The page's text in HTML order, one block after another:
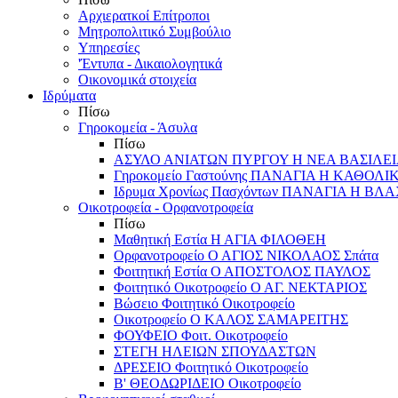
Αρχιερατκοί Επίτροποι
Μητροπολιτικό Συμβούλιο
Υπηρεσίες
'Έντυπα - Δικαιολογητικά
Οικονομικά στοιχεία
Ιδρύματα
Πίσω
Γηροκομεία - Άσυλα
Πίσω
ΑΣΥΛΟ ΑΝΙΑΤΩΝ ΠΥΡΓΟΥ Η ΝΕΑ
Γηροκομείο Γαστούνης ΠΑΝΑΓΙΑ Η
Ιδρυμα Χρονίως Πασχόντων ΠΑΝΑΓΙΑ Η
Οικοτροφεία - Ορφανοτροφεία
Πίσω
Μαθητική Εστία Η ΑΓΙΑ ΦΙΛΟΘΕΗ
Ορφανοτροφείο Ο ΑΓΙΟΣ ΝΙΚΟΛΑΟΣ Σπάτα
Φοιτητική Εστία Ο ΑΠΟΣΤΟΛΟΣ ΠΑΥΛΟΣ
Φοιτητικό Οικοτροφείο Ο ΑΓ. ΝΕΚΤΑΡΙΟΣ
Βώσειο Φοιτητικό Οικοτροφείο
Οικοτροφείο Ο ΚΑΛΟΣ ΣΑΜΑΡΕΙΤΗΣ
ΦΟΥΦΕΙΟ Φοιτ. Οικοτροφείο
ΣΤΕΓΗ ΗΛΕΙΩΝ ΣΠΟΥΔΑΣΤΩΝ
ΔΡΕΣΕΙΟ Φοιτητικό Οικοτροφείο
Β' ΘΕΟΔΩΡΙΔΕΙΟ Οικοτροφείο